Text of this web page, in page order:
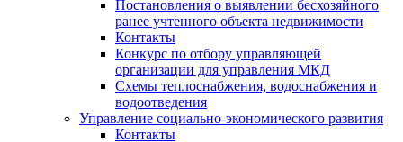
Постановления о выявлении бесхозяйного
ранее учтенного объекта недвижимости
Контакты
Конкурс по отбору управляющей
организации для управления МКД
Схемы теплоснабжения, водоснабжения и
водоотведения
Управление социально-экономического развития
Контакты